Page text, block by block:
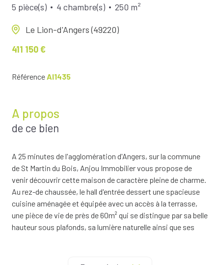
5 pièce(s)
4 chambre(s) 250 m²
Le Lion-d'Angers (49220)
411 150 €
RéférenceAI1435
A propos
de ce bien
A 25 minutes de l'agglomération d'Angers, sur la commune
de St Martin du Bois, Anjou Immobilier vous propose de
venir découvrir cette maison de caractère pleine de charme.
Au rez-de chaussée, le hall d'entrée dessert une spacieuse
cuisine aménagée et équipée avec un accès à la terrasse,
une pièce de vie de près de 60m² qui se distingue par sa belle
hauteur sous plafonds, sa lumière naturelle ainsi que ses
également d'une chambre, d'une grande salle de bains de de